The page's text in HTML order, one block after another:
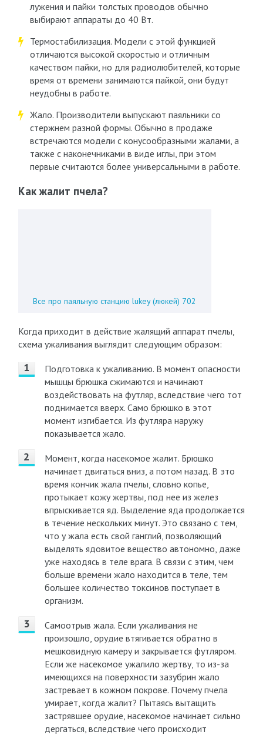
лужения и пайки толстых проводов обычно
выбирают аппараты до 40 Вт.
Термостабилизация. Модели с этой функцией
отличаются высокой скоростью и отличным
качеством пайки, но для радиолюбителей, которые
время от времени занимаются пайкой, они будут
неудобны в работе.
Жало. Производители выпускают паяльники со
стержнем разной формы. Обычно в продаже
встречаются модели с конусообразными жалами, а
также с наконечниками в виде иглы, при этом
первые считаются более универсальными в работе.
Как жалит пчела?
Все про паяльную станцию lukey (люкей) 702
Когда приходит в действие жалящий аппарат пчелы,
схема ужаливания выглядит следующим образом:
Подготовка к ужаливанию. В момент опасности
мышцы брюшка сжимаются и начинают
воздействовать на футляр, вследствие чего тот
поднимается вверх. Само брюшко в этот
момент изгибается. Из футляра наружу
показывается жало.
Момент, когда насекомое жалит. Брюшко
начинает двигаться вниз, а потом назад. В это
время кончик жала пчелы, словно копье,
протыкает кожу жертвы, под нее из желез
впрыскивается яд. Выделение яда продолжается
в течение нескольких минут. Это связано с тем,
что у жала есть свой ганглий, позволяющий
выделять ядовитое вещество автономно, даже
уже находясь в теле врага. В связи с этим, чем
больше времени жало находится в теле, тем
большее количество токсинов поступает в
организм.
Самоотрыв жала. Если ужаливания не
произошло, орудие втягивается обратно в
мешковидную камеру и закрывается футляром.
Если же насекомое ужалило жертву, то из-за
имеющихся на поверхности зазубрин жало
застревает в кожном покрове. Почему пчела
умирает, когда жалит? Пытаясь вытащить
застрявшее орудие, насекомое начинает сильно
дергаться, вследствие чего происходит